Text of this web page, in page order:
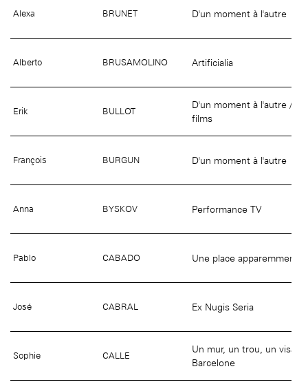
Alexa BRUNET D'un moment à l'autre
Alberto BRUSAMOLINO Artificialia
Erik BULLOT
D'un moment à l'autre /
films
François BURGUN D'un moment à l'autre
Anna BYSKOV Performance TV
Pablo CABADO Une place apparemment
José CABRAL Ex Nugis Seria
Sophie CALLE
Un mur, un trou, un
Barcelone